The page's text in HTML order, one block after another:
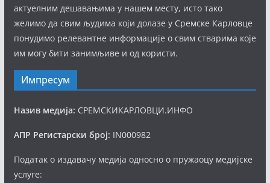
актуелним дешавањима у нашем месту, исто тако
желимо да свим људима који долазе у Сремске Карловце
понудимо релевантне информације о свим стварима које
им могу бити занимљиве и од користи.
Импресум
Назив медија: СРЕМСКИКАРЛОВЦИ.ИНФО
АПР Регистарски број: IN000982
Податак о издавачу медија односно о пружаоцу медијске
услуге: